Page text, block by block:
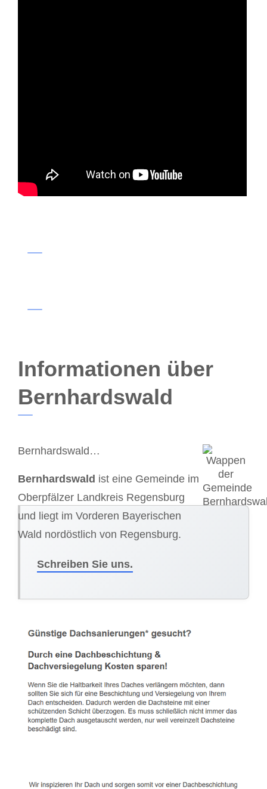
Informationen über
Bernhardswald
Bernhardswald…
Bernhardswald ist eine Gemeinde im
Oberpfälzer Landkreis Regensburg
und liegt im Vorderen Bayerischen
Wald nordöstlich von Regensburg.
Schreiben Sie uns.